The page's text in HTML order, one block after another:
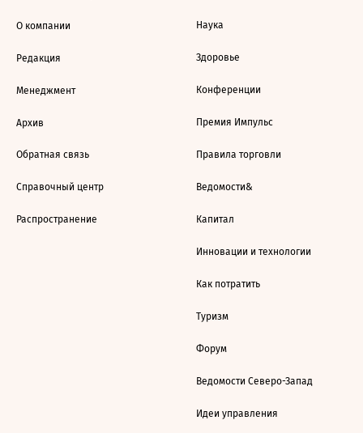
О компании
Редакция
Менеджмент
Архив
Обратная связь
Справочный центр
Распространение
Наука
Здоровье
Конференции
Премия Импульс
Правила торговли
Ведомости&
Капитал
Инновации и технологии
Как потратить
Туризм
Форум
Ведомости Северо-Запад
Идеи управления